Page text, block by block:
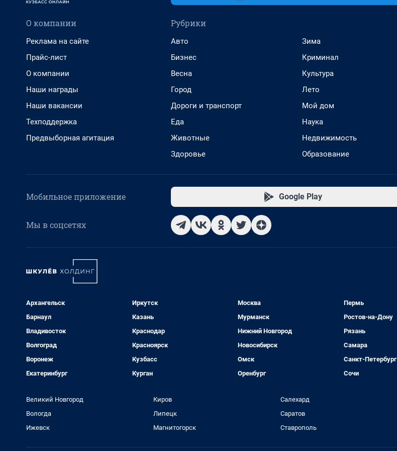
О компании
Реклама на сайте
Прайс-лист
О компании
Наши награды
Наши вакансии
Техподдержка
Предвыборная агитация
Рубрики
Авто
Бизнес
Весна
Город
Дороги и транспорт
Еда
Животные
Здоровье
Зима
Криминал
Культура
Лето
Мой дом
Наука
Недвижимость
Образование
Мобильное приложение Google Play
Мы в соцсетях
Архангельск
Барнаул
Владивосток
Волгоград
Воронеж
Екатеринбург
Иркутск
Казань
Краснодар
Красноярск
Кузбасс
Курган
Москва
Мурманск
Нижний Новгород
Новосибирск
Омск
Оренбург
Пермь
Ростов-на-Дону
Рязань
Самара
Санкт-Петербург
Сочи
Великий Новгород
Вологда
Ижевск
Киров
Липецк
Магнитогорск
Салехард
Саратов
Ставрополь